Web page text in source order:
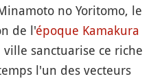
no Yoritomo, le
de l'époque Kamakura
sanctuarise ce riche
l'un des vecteurs